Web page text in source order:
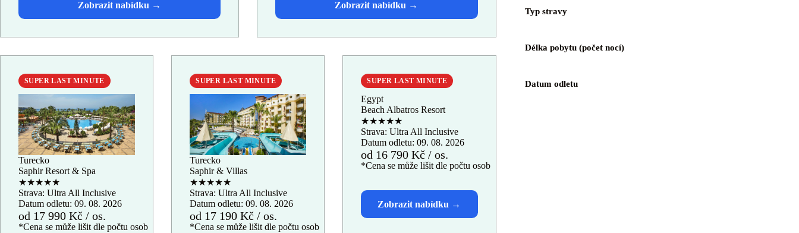
SUPER LAST MINUTE
Turecko
Saphir Resort & Spa
★★★★★
Strava: Ultra All Inclusive
Datum odletu: 09. 08. 2026
od 17 990 Kč / os.
*Cena se může lišit dle počtu osob
SUPER LAST MINUTE
Turecko
Saphir & Villas
★★★★★
Strava: Ultra All Inclusive
Datum odletu: 09. 08. 2026
od 17 190 Kč / os.
*Cena se může lišit dle počtu osob
SUPER LAST MINUTE
Egypt
Beach Albatros Resort
★★★★★
Strava: Ultra All Inclusive
Datum odletu: 09. 08. 2026
od 16 790 Kč / os.
*Cena se může lišit dle počtu osob
Typ stravy
Délka pobytu (počet nocí)
Datum odletu